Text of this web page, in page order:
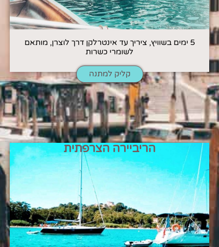
5 ימים בשוויץ, ציריך עד אינטרלקן דרך לוצרן, מותאם
לשומרי כשרות
קליק למתנה
הריביירה הצרפתית